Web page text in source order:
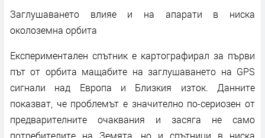
Заглушаването влияе и на апарати в ниска
околоземна орбита
Експериментален спътник е картографирал за първи
път от орбита мащабите на заглушаването на GPS
сигнали над Европа и Близкия изток. Данните
показват, че проблемът е значително по-сериозен от
предварителните очаквания и засяга не само
потребителите на Земята, но и спътници в ниска